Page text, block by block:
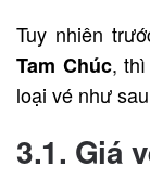
Tuy nhiên
Tam Chúc,
loại vé như
3.1. Giá